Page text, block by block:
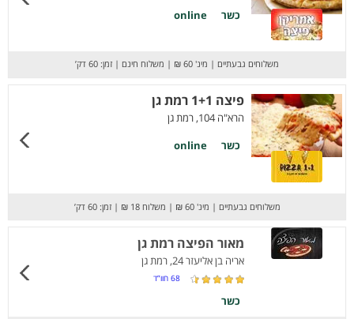
כשר online
משלוחים גבעתיים | מינ' 60 ₪ | משלוח חינם | זמן: 60 דק’
פיצה 1+1 רמת גן
הרא"ה 104, רמת גן
כשר
online
משלוחים גבעתיים | מינ' 60 ₪ | משלוח 18 ₪ | זמן: 60 דק’
מאור הפיצה רמת גן
אריה בן אליעזר 24, רמת גן
68 חוו”ד
כשר